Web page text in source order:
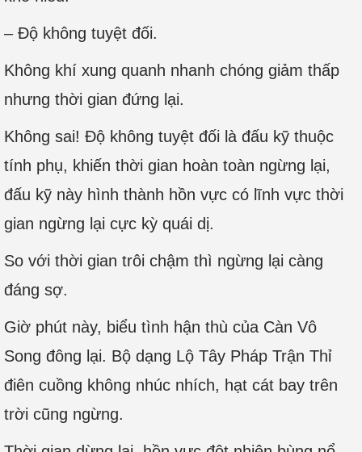
– Độ không tuyệt đối.
Không khí xung quanh nhanh chóng giảm thấp
nhưng thời gian đứng lại.
Không sai! Độ không tuyệt đối là đấu kỹ thuộc
tính phụ, khiến thời gian hoàn toàn ngừng lại,
đấu kỹ này hình thành hồn vực có lĩnh vực thời
gian ngừng lại cực kỳ quái dị.
So với thời gian trôi chậm thì ngừng lại càng
đáng sợ.
Giờ phút này, biểu tình hận thù của Càn Vô
Song đông lại. Bộ dạng Lộ Tây Pháp Trận Thỉ
điên cuồng không nhúc nhích, hạt cát bay trên
trời cũng ngừng.